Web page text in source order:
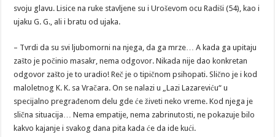
svoju glavu. Lisice na ruke stavljene su i Uroševom ocu Radiši (54), kao i
ujaku G. G., ali i bratu od ujaka.
– Tvrdi da su svi ljubomorni na njega, da ga mrze… A kada ga upitaju
zašto je počinio masakr, nema odgovor. Nikada nije dao konkretan
odgovor zašto je to uradio! Reč je o tipičnom psihopati. Slično je i kod
maloletnog K. K. sa Vračara. On se nalazi u „Lazi Lazareviću“ u
specijalno pregrađenom delu gde će živeti neko vreme. Kod njega je
slična situacija… Nema empatije, nema zabrinutosti, ne pokazuje bilo
kakvo kajanje i svakog dana pita kada će da ide kući.